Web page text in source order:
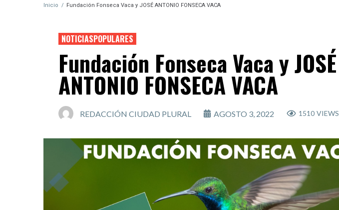
Inicio / Fundación Fonseca Vaca y JOSÉ ANTONIO FONSECA VACA
NOTICIASPOPULARES
Fundación Fonseca Vaca y JOSÉ
ANTONIO FONSECA VACA
REDACCIÓN CIUDAD PLURAL AGOSTO 3, 2022 1510 VIEWS